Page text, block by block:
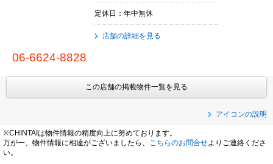
定休日：年中無休
店舗の詳細を見る
06-6624-8828
この店舗の掲載物件一覧を見る
アイコンの説明
※CHINTAIは物件情報の精度向上に努めております。
万が一、物件情報に相違がございましたら、
こちらのお問合せよりご連絡くださ
い。